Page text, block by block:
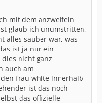
mit dem anzweifeln
glaub ich unumstritten,
alles sauber war, was
ist ja nur ein
dies nicht ganz
auch am
frau white innerhalb
ist das noch
das offizielle